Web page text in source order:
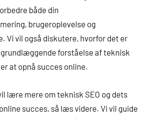
både din
brugeroplevelse og
Vi vil også diskutere, hvorfor det er
forståelse af teknisk
at opnå succes online.
lære mere om teknisk SEO og dets
succes, så læs videre. Vi vil guide